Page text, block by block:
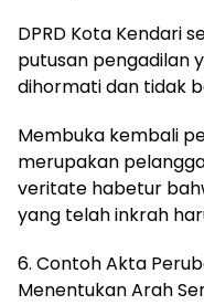
DPRD Kota Kendari
putusan pengadilan
dihormati dan tidak
Membuka kembali
merupakan
veritate habetur
yang telah inkrah
6. Contoh Akta
Menentukan Arah